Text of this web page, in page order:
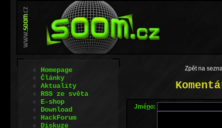
Zpět na
Jméno:
Homepage
Články
Aktuality
RSS ze světa
E-shop
Download
HackForum
Diskuze